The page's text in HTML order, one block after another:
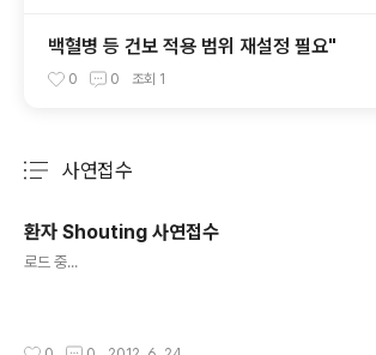
백혈병 등 건보 적용 범위 재설정 필요"
0 0 조회 1
사연접수
환자 Shouting 사연접수
로드 중...